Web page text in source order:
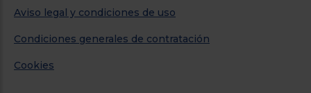
Aviso legal y condiciones de uso
Condiciones generales de contratación
Cookies